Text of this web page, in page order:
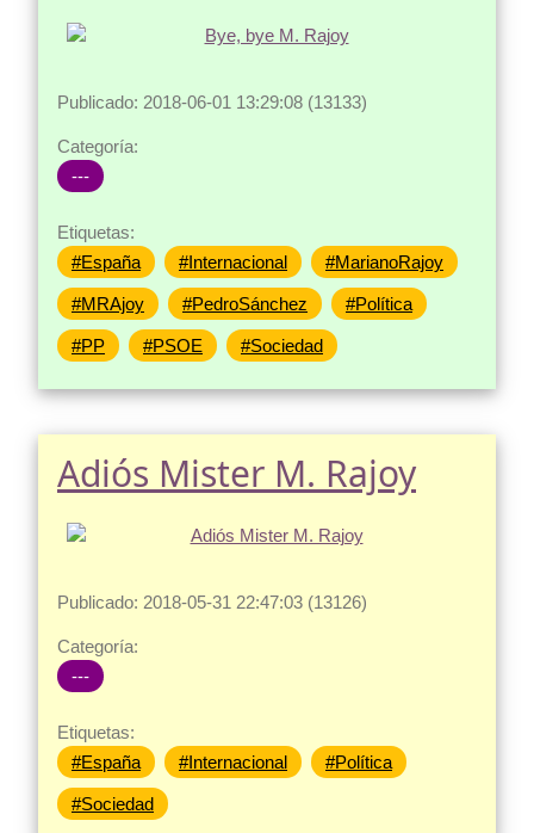
Publicado: 2018-06-01 13:29:08 (13133)
Categoría:
---
Etiquetas:
#España
#Internacional #MarianoRajoy
#MRAjoy #PedroSánchez #Política
#PP #PSOE #Sociedad
Adiós Mister M. Rajoy
Publicado: 2018-05-31 22:47:03 (13126)
Categoría:
---
Etiquetas:
#España
#Internacional #Política
#Sociedad